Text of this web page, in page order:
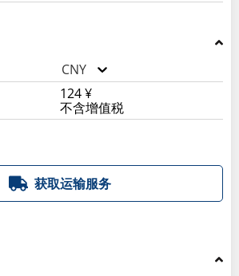
CNY
124 ¥
不含增值税
获取运输服务